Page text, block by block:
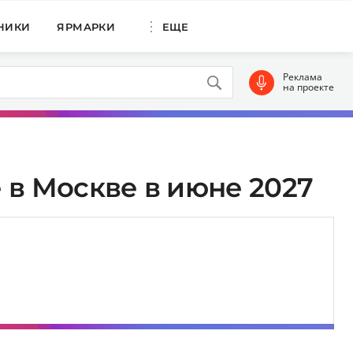
ЯРМАРКИ ЕЩЕ
Реклама
на проекте
Москве в июне 2027